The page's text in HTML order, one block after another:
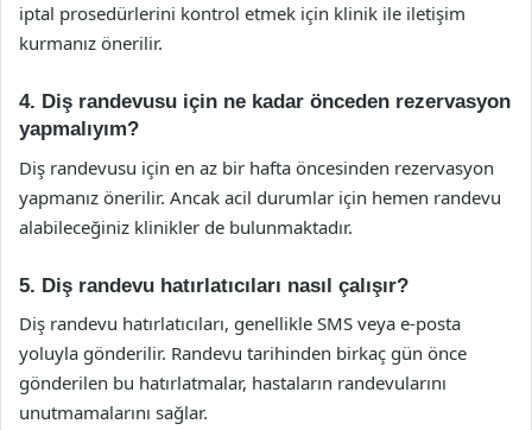
iptal prosedürlerini kontrol etmek için klinik ile iletişim
kurmanız önerilir.
4. Diş randevusu için ne kadar önceden rezervasyon
yapmalıyım?
Diş randevusu için en az bir hafta öncesinden rezervasyon
yapmanız önerilir. Ancak acil durumlar için hemen randevu
alabileceğiniz klinikler de bulunmaktadır.
5. Diş randevu hatırlatıcıları nasıl çalışır?
Diş randevu hatırlatıcıları, genellikle SMS veya e-posta
yoluyla gönderilir. Randevu tarihinden birkaç gün önce
gönderilen bu hatırlatmalar, hastaların randevularını
unutmamalarını sağlar.